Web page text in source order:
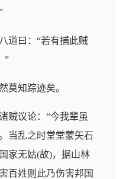
道曰：“若有捕此贼
”
莫知踪迹矣。
贼议论：“今我辈虽
当乱之时堂堂蒙矢石
家无姑(故)，据山林
百姓则此乃伤害邦国